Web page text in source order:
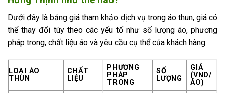
Dưới đây là bảng giá tham khảo dịch vụ trong áo thun, giá có
thể thay đổi tùy theo các yếu tố như số lượng áo, phương
pháp trong, chất liệu áo và yêu cầu cụ thể của khách hàng:
LOẠI ÁO
THUN
CHẤT
LIỆU
PHƯƠNG
PHÁP
TRONG
SỐ
LƯỢNG
GIÁ
(VND/
ÁO)